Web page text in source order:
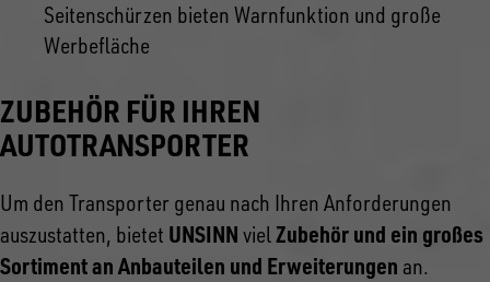
Seitenschürzen bieten Warnfunktion und große
Werbefläche
ZUBEHÖR FÜR IHREN
AUTOTRANSPORTER
Um den Transporter genau nach Ihren Anforderungen
auszustatten, bietet UNSINN vielZubehör und ein großes
Sortiment an Anbauteilen und Erweiterungen an.